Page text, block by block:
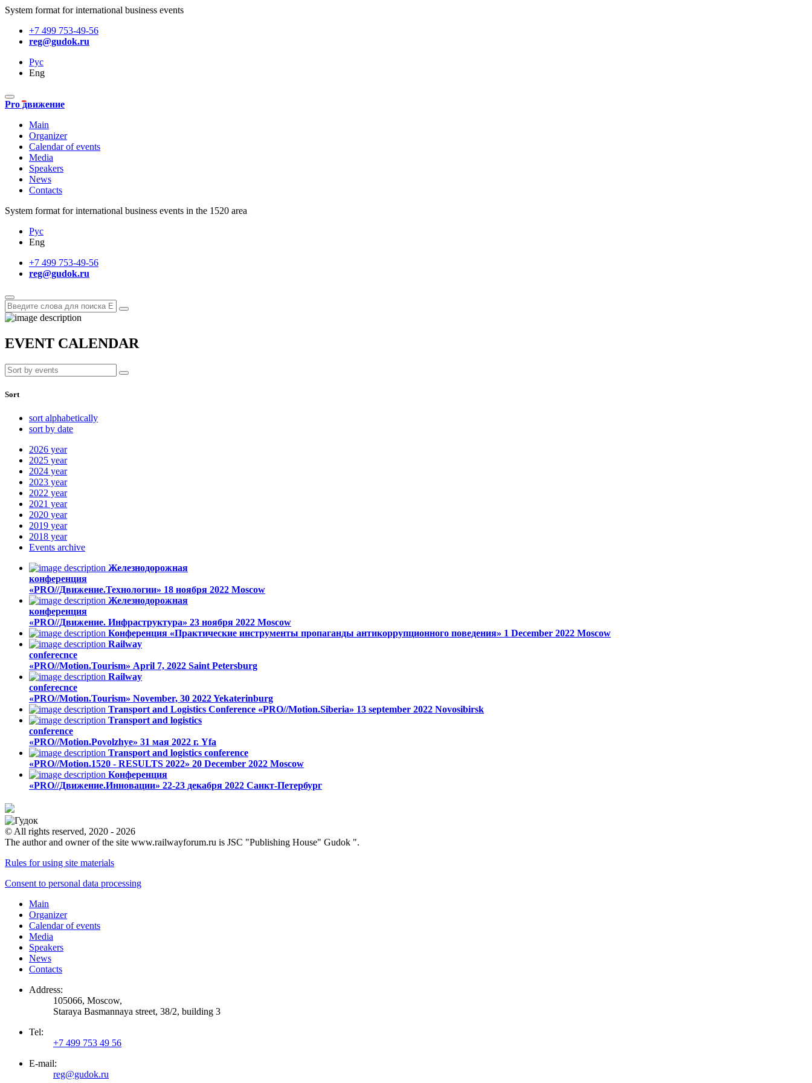
System format for international business events
+7 499 753-49-56
reg@gudok.ru
Рус
Eng
Pro движение
Main
Organizer
Calendar of events
Media
Speakers
News
Contacts
System format for international business events in the 1520 area
Рус
Eng
+7 499 753-49-56
reg@gudok.ru
EVENT CALENDAR
Sort
sort alphabetically
sort by date
2026 year
2025 year
2024 year
2023 year
2022 year
2021 year
2020 year
2019 year
2018 year
Events archive
Железнодорожная
конференция
«PRO//Движение.Технологии» 18 ноября 2022 Moscow
Железнодорожная
конференция
«PRO//Движение. Инфраструктура» 23 ноября 2022 Moscow
Конференция «Практические инструменты пропаганды антикоррупционного поведения» 1 December 2022 Moscow
Railway
conferecnce
«PRO//Motion.Tourism» April 7, 2022 Saint Petersburg
Railway
conferecnce
«PRO//Motion.Tourism» November, 30 2022Yekaterinburg
Transport and Logistics Conference «PRO//Motion.Siberia» 13 september 2022 Novosibirsk
Transport and logistics
conference
«PRO//Motion.Povolzhye» 31 мая 2022 г. Yfa
Transport and logistics conference
«PRO//Motion.1520 - RESULTS 2022» 20 December 2022 Moscow
Конференция
«PRO//Движение.Инновации» 22-23 декабря 2022 Санкт-Петербург
© All rights reserved, 2020 - 2026
The author and owner of the site www.railwayforum.ru is JSC "Publishing House" Gudok ".
Rules for using site materials
Consent to personal data processing
Main
Organizer
Calendar of events
Media
Speakers
News
Contacts
Address:
105066, Moscow,
Staraya Basmannaya street, 38/2, building 3
Tel:
+7 499 753 49 56
E-mail:
reg@gudok.ru